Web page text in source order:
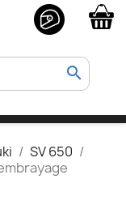
search
SV 650